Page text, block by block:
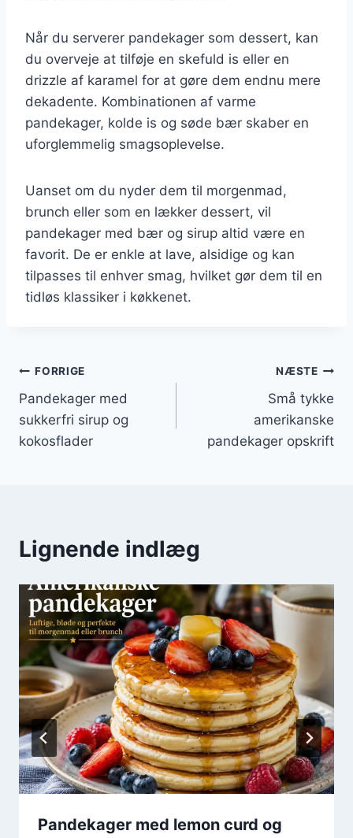
Når du serverer pandekager som dessert, kan
du overveje at tilføje en skefuld is eller en
drizzle af karamel for at gøre dem endnu mere
dekadente. Kombinationen af varme
pandekager, kolde is og søde bær skaber en
uforglemmelig smagsoplevelse.
Uanset om du nyder dem til morgenmad,
brunch eller som en lækker dessert, vil
pandekager med bær og sirup altid være en
favorit. De er enkle at lave, alsidige og kan
tilpasses til enhver smag, hvilket gør dem til en
tidløs klassiker i køkkenet.
Indlægsnavigation
FORRIGE
Pandekager med
sukkerfri sirup og
kokosflader
NÆSTE
Små tykke
amerikanske
pandekager opskrift
Lignende indlæg
Pandekager med lemon curd og